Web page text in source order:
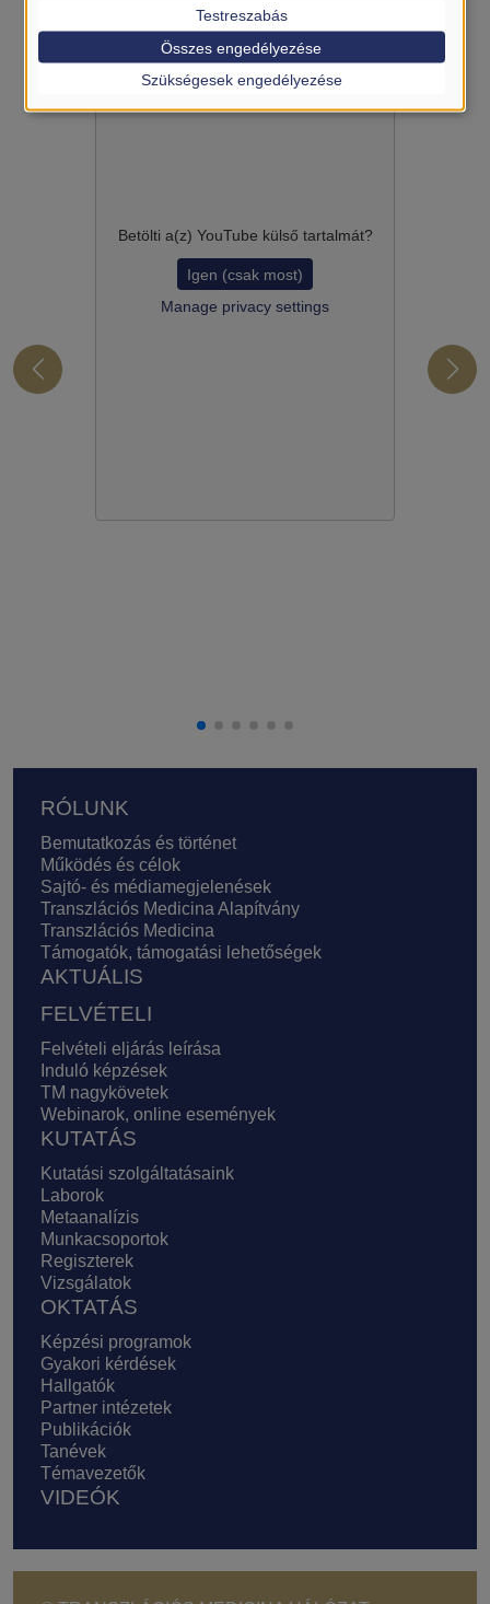
Betölti a(z) YouTube külső tartalmát?
Igen (csak most)
Manage privacy settings
Lábléc
RÓLUNK
Bemutatkozás és történet
Működés és célok
Sajtó- és médiamegjelenések
Transzlációs Medicina Alapítvány
Transzlációs Medicina
Támogatók, támogatási lehetőségek
AKTUÁLIS
FELVÉTELI
Felvételi eljárás leírása
Induló képzések
TM nagykövetek
Webinarok, online események
KUTATÁS
Kutatási szolgáltatásaink
Laborok
Metaanalízis
Munkacsoportok
Regiszterek
Vizsgálatok
OKTATÁS
Képzési programok
Gyakori kérdések
Hallgatók
Partner intézetek
Publikációk
Tanévek
Témavezetők
VIDEÓK
Testreszabás
Szükségesek engedélyezése
Összes engedélyezése